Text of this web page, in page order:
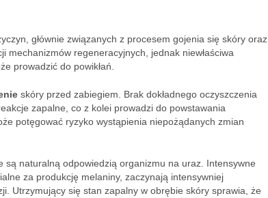
głównie związanych z procesem gojenia się skóry oraz
mechanizmów regeneracyjnych, jednak niewłaściwa
prowadzić do powikłań.
skóry przed zabiegiem. Brak dokładnego oczyszczenia
zapalne, co z kolei prowadzi do powstawania
potęgować ryzyko wystąpienia niepożądanych zmian
są naturalną odpowiedzią organizmu na uraz. Intensywne
za produkcję melaniny, zaczynają intensywniej
Utrzymujący się stan zapalny w obrębie skóry sprawia, że